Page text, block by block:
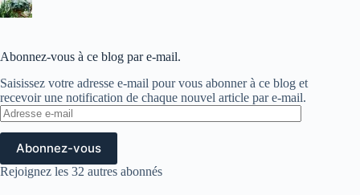
Abonnez-vous à ce blog par e-mail.
Saisissez votre adresse e-mail pour vous abonner à ce blog et
recevoir une notification de chaque nouvel article par e-mail.
Adresse
e-
mail
Abonnez-vous
Rejoignez les 32 autres abonnés